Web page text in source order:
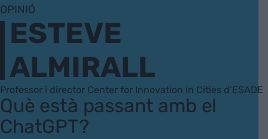
OPINIÓ
ESTEVE
ALMIRALL
Professor i director Center for Innovation in Cities d’ESADE
Què està passant amb el
ChatGPT?